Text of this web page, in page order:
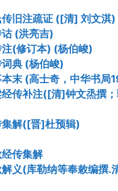
旧注疏证 ([清] 刘文淇)
(洪亮吉)
(修订本) (杨伯峻)
典 (杨伯峻)
末 (高士奇，中华书局
传补注([清]钟文烝撰
集解([晋]杜预辑)
传集解
解义(库勒纳等奉敕编撰.